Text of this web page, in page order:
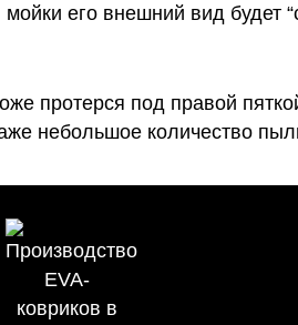
мойки его внешний вид будет
протерся под правой
небольшое количество